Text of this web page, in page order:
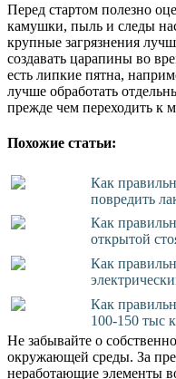
Перед стартом полезно
камушки, пыль и следы
крупные загрязнения
создавать царапины во
есть липкие пятна,
лучше обработать
прежде чем переходить к
Похожие статьи:
Как
повредить
Как
открытой
Как
Как
100-150 тыс
Не забывайте о
окружающей среды. За
неработающие элементы